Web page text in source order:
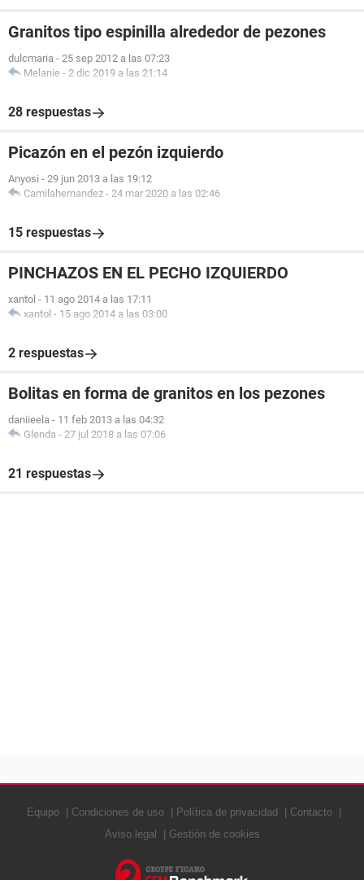
Granitos tipo espinilla alrededor de pezones
dulcmaria - 25 sep 2012 a las 07:23
Melanie - 2 dic 2019 a las 21:14
28 respuestas
Picazón en el pezón izquierdo
Anyosi - 29 jun 2013 a las 19:12
Camilahernandez - 24 mar 2020 a las 02:46
15 respuestas
PINCHAZOS EN EL PECHO IZQUIERDO
xantol - 11 ago 2014 a las 17:11
xantol - 15 ago 2014 a las 03:00
2 respuestas
Bolitas en forma de granitos en los pezones
daniieela - 11 feb 2013 a las 04:32
Glenda - 27 jul 2018 a las 07:06
21 respuestas
Equipo Condiciones de uso Política de privacidad
Contacto
Aviso legal
Gestión de cookies